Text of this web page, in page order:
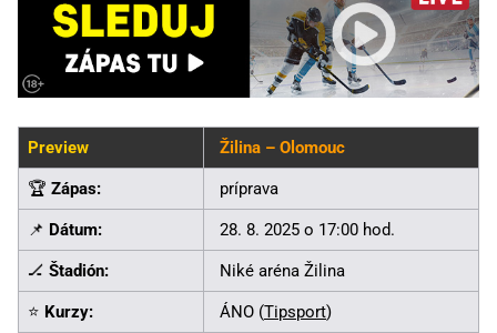
Preview Žilina – Olomouc
🏆 Zápas: príprava
📌 Dátum: 28. 8. 2025 o 17:00 hod.
🏒 Štadión: Niké aréna Žilina
⭐ Kurzy: ÁNO (Tipsport)